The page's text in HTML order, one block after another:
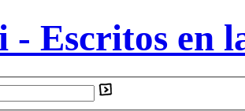
Escritos en